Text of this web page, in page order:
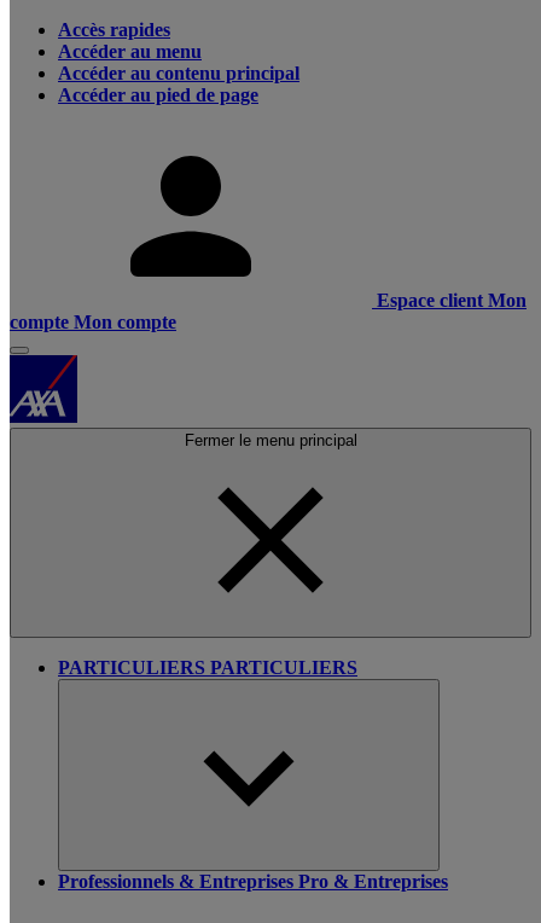
Accès rapides
Accéder au menu
Accéder au contenu principal
Accéder au pied de page
Espace client Mon
compte Mon compte
Fermer le menu principal
PARTICULIERS PARTICULIERS
Professionnels & Entreprises Pro & Entreprises